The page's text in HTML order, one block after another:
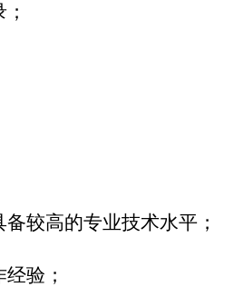
较高的专业技术水平；
验；